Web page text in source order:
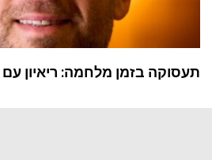
תעסוקה בזמן מלחמה: ריאיון